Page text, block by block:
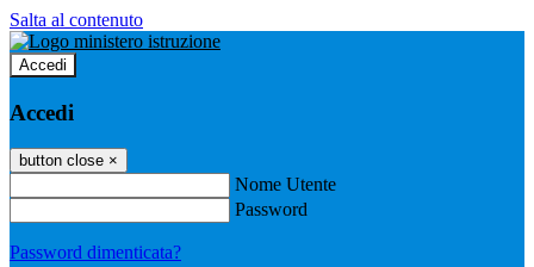
Salta al contenuto
Accedi
Accedi
button close ×
Nome Utente
Password
Password dimenticata?